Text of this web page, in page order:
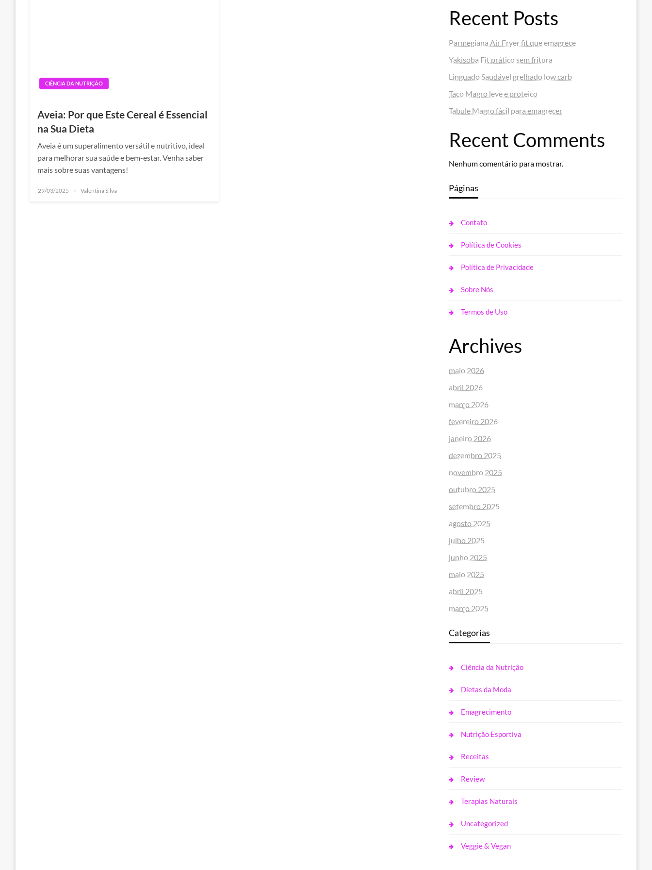
CIÊNCIA DA NUTRIÇÃO
Aveia: Por que Este Cereal é Essencial
na Sua Dieta
Aveia é um superalimento versátil e nutritivo, ideal
para melhorar sua saúde e bem-estar. Venha saber
mais sobre suas vantagens!
Posted
29/03/2025 Valentina Silva
Recent Posts
Parmegiana Air Fryer fit que emagrece
Yakisoba Fit prático sem fritura
Linguado Saudável grelhado low carb
Taco Magro leve e proteico
Tabule Magro fácil para emagrecer
Recent Comments
Nenhum comentário para mostrar.
Páginas
Contato
Política de Cookies
Política de Privacidade
Sobre Nós
Termos de Uso
Archives
maio 2026
abril 2026
março 2026
fevereiro 2026
janeiro 2026
dezembro 2025
novembro 2025
outubro 2025
setembro 2025
agosto 2025
julho 2025
junho 2025
maio 2025
abril 2025
março 2025
Categorias
Ciência da Nutrição
Dietas da Moda
Emagrecimento
Nutrição Esportiva
Receitas
Review
Terapias Naturais
Uncategorized
Veggie & Vegan